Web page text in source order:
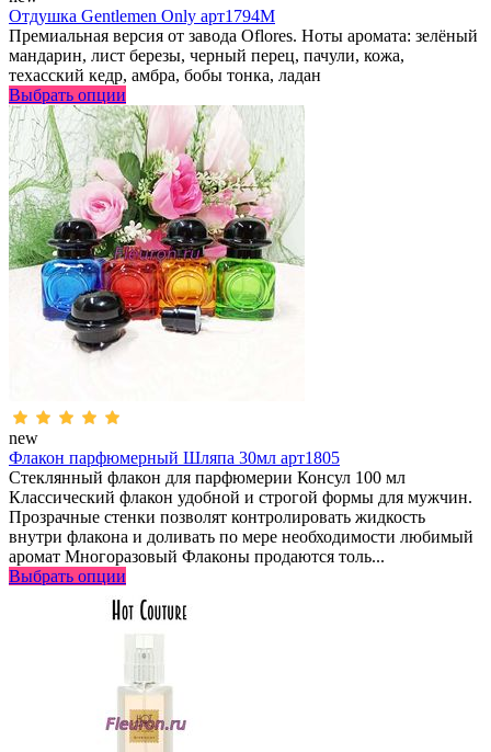
Отдушка Gentlemen Only арт1794M
Премиальная версия от завода Oflores. Ноты аромата: зелёный
мандарин, лист березы, черный перец, пачули, кожа,
техасский кедр, амбра, бобы тонка, ладан
Выбрать опции
new
Флакон парфюмерный Шляпа 30мл арт1805
Стеклянный флакон для парфюмерии Консул 100 мл
Классический флакон удобной и строгой формы для мужчин.
Прозрачные стенки позволят контролировать жидкость
внутри флакона и доливать по мере необходимости любимый
аромат Многоразовый Флаконы продаются толь...
Выбрать опции